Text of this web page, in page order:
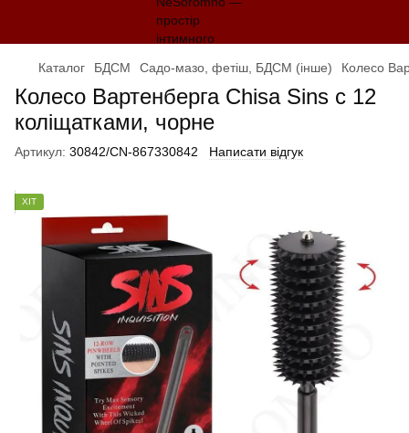
Каталог БДСМ Садо-мазо, фетіш, БДСМ (інше) Колесо
Колесо Вартенберга Chisa Sins c 12
коліщатками, чорне
Артикул: 30842/CN-867330842 Написати відгук
ХІТ